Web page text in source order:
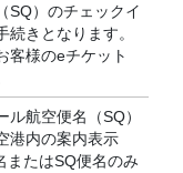
SQ）のチェックイ
続きとなります。
客様のeチケット
航空便名（SQ）
港内の案内表示
またはSQ便名のみ